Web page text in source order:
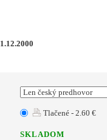
1.12.2000
Tlačené - 2.60 €
SKLADOM